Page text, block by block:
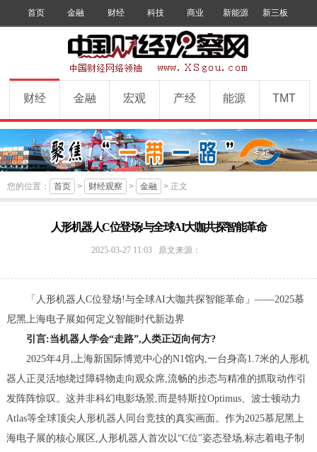
首页 金融 财经 科技 商业 新能源 新三板
财经 金融 宏观 产经 能源 TMT
您的位置： 首页 > 财经观察 > 金融 > 正文
人形机器人C位登场!与全球AI大咖共探智能革命
2025-03-27 11:03
财
·www.xsgou.com
原文来源：
「人形机器人C位登场!与全球AI大咖共探智能革命」 ——2025慕
尼黑上海电子展如何定义智能时代新边界
引言:当机器人学会“走路”,人类正迈向何方?
2025年4月,上海新国际博览中心的N1馆内,一台身高1.7米的人形机
器人正灵活地绕过障碍物走向观众席,流畅的步态与精准的抓取动作引
发阵阵惊叹。这并非科幻电影场景,而是特斯拉Optimus、波士顿动力
Atlas等全球顶尖人形机器人同台竞技的真实画面。作为2025慕尼黑上
海电子展的核心展区,人形机器人首次以“C位”姿态登场,标志着电子制